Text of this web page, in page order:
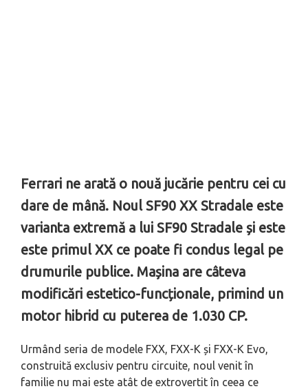
Ferrari ne arată o nouă jucărie pentru cei cu
dare de mână. Noul SF90 XX Stradale este
varianta extremă a lui SF90 Stradale și este
este primul XX ce poate fi condus legal pe
drumurile publice. Mașina are câteva
modificări estetico-funcționale, primind un
motor hibrid cu puterea de 1.030 CP.
Urmând seria de modele FXX, FXX-K și FXX-K Evo,
construită exclusiv pentru circuite, noul venit în
familie nu mai este atât de extrovertit în ceea ce